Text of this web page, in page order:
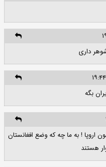
داری
بگه
اروپا ! به ما چه که وضع افغانستان
هستند